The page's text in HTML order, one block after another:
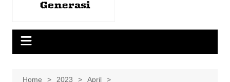
Home 2023
April